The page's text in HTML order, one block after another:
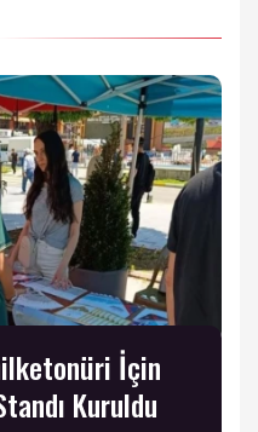
İçin
Kuruldu